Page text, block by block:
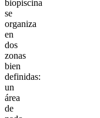
biopiscina
se
organiza
en
dos
zonas
bien
definidas:
un
área
de